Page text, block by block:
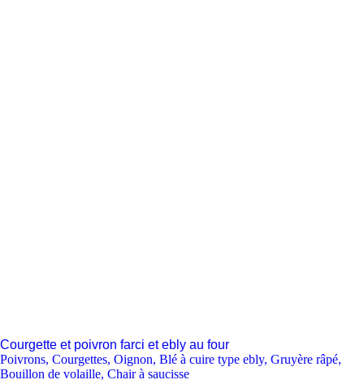
Courgette et poivron farci et ebly au four
Poivrons, Courgettes, Oignon, Blé à cuire type ebly, Gruyère râpé,
Bouillon de volaille, Chair à saucisse